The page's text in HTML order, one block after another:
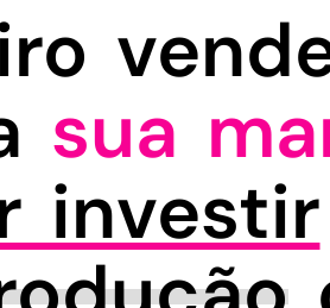
sua
investir